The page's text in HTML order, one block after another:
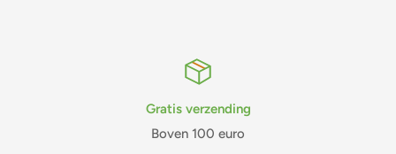
Gratis verzending
Boven 100 euro